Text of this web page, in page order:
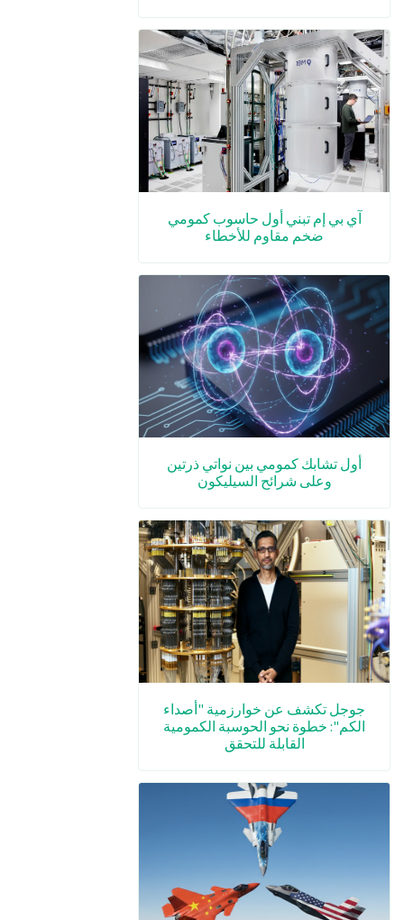
آي بي إم تبني أول حاسوب كمومي
ضخم مقاوم للأخطاء
أول تشابك كمومي بين نواتي ذرتين
وعلى شرائح السيليكون
جوجل تكشف عن خوارزمية "أصداء
الكم": خطوة نحو الحوسبة الكمومية
القابلة للتحقق